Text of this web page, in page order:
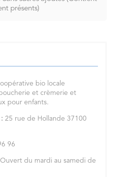
présents)
bio locale
et crèmerie et
pour enfants.
25 rue de Hollande 37100
96
Ouvert du mardi au samedi de